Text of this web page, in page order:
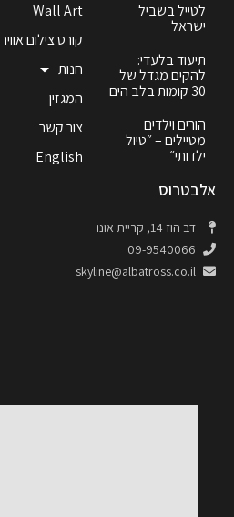
לטייל בשביל
ישראל
תיעוד בלעדי:
להקים מגדל של
30 קומות בלב הים
הורים וילדים
מטיילים – ״טיול
ילדותי״
Wall Art
קורס צילום אוויר
חנות
המגזין
צור קשר
English
אלבטרוס
דב הוז 14, קריית אונו
09-9540066
skyline@albatross.co.il